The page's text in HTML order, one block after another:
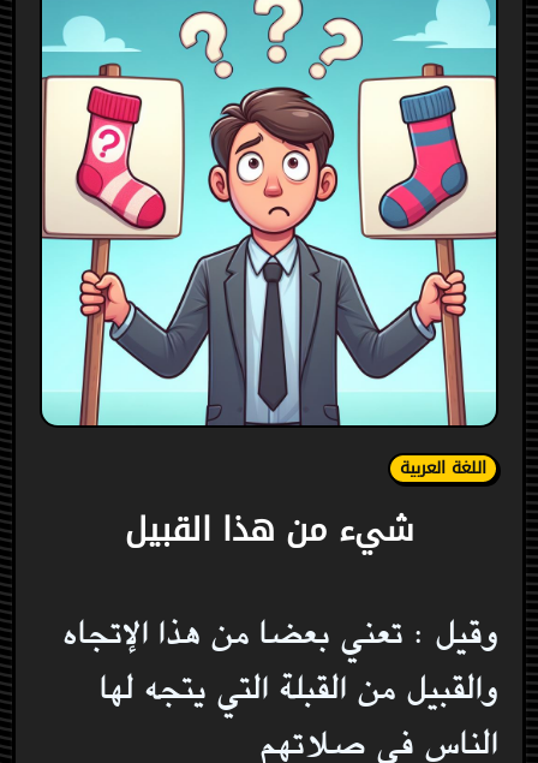
اللغة العربية
شيء من هذا القبيل
وقيل : تعني بعضا من هذا الإتجاه
والقبيل من القبلة التي يتجه لها
الناس في صلاتهم